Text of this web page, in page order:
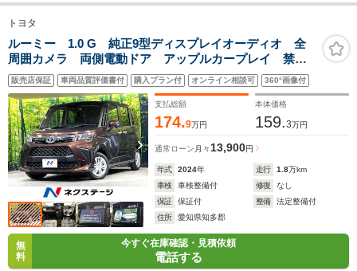
トヨタ
ルーミー 1.0 G 純正9型ディスプレイオーディオ 全
周囲カメラ 両側電動ドア アップルカープレイ 禁煙
車 衝突軽減 シートヒーター シートバックテーブ
ル LEDヘッド ドラレコ ビルトインETC リアサン
シェード
販売店保証 車両品質評価書付 購入プラン付 オンライン相談可 360°画像付
支払総額
174.9万円
本体価格
159.3万円
通常ローン 月々 13,900円
年式 2024年 走行 1.8万km
車検
車検整備付 修復
なし
保証
保証付 整備
法定整備付
住所
愛知県知多郡
無
料
今すぐ在庫確認・見積依頼
電話する